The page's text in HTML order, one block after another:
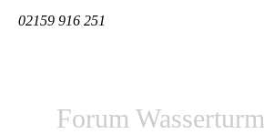
02159 916 251
Forum Wasserturm